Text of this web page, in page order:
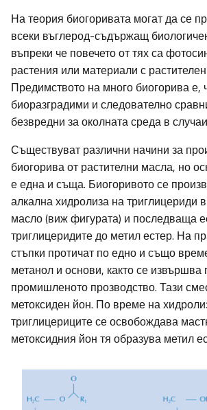
На теория биогоривата могат да се
всеки въглерод-съдържащ
въпреки че повечето от тях са
растения или материали с
Предимството на много биогорива е,
биоразградими и следователно
безвредни за околната среда в
Съществуват различни начини за
биогорива от растителни масла, но
е една и съща. Биогоривото се
алкална хидролиза на триглицериди
масло (виж фигурата) и последваща
триглицеридите до метил естер. На
стъпки протичат по едно и също
метанол и основи, както се извършва
промишленото прозводство. Тази
метоксиден йон. По време на
триглицериците се освобождава
метоксидния йон тя образува метил